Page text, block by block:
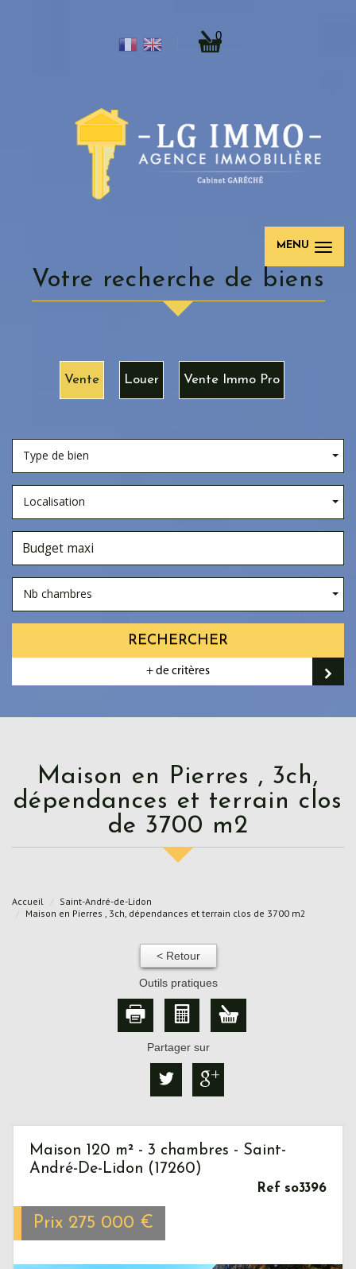
0
MENU
votre recherche de biens
Vente Louer Vente Immo Pro
Type de bien
Localisation
Nb chambres
RECHERCHER
+ de critères
Maison en Pierres , 3ch,
dépendances et terrain clos
de 3700 m2
Accueil
Saint-André-de-Lidon
Maison en Pierres , 3ch, dépendances et terrain clos de 3700 m2
< Retour
Outils pratiques
Partager sur
Maison 120 m² - 3 chambres - Saint-
André-De-Lidon (17260)
Ref so3396
Prix 275 000 €